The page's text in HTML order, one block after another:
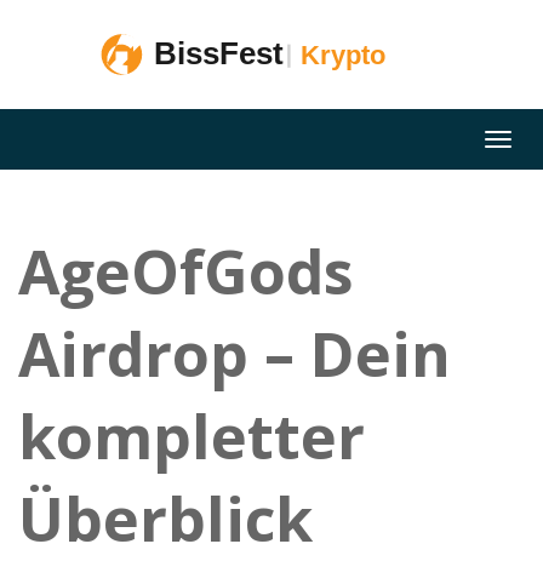
AgeOfGods
Airdrop – Dein
kompletter
Überblick